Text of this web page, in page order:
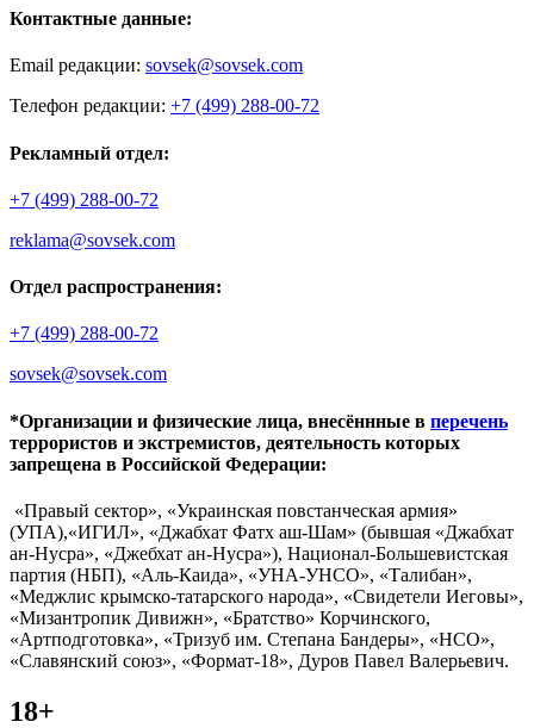
Контактные данные:
Email редакции: sovsek@sovsek.com
Телефон редакции: +7 (499) 288-00-72
Рекламный отдел:
+7 (499) 288-00-72
reklama@sovsek.com
Отдел распространения:
+7 (499) 288-00-72
sovsek@sovsek.com
*Организации и физические лица, внесённные в перечень
террористов и экстремистов, деятельность которых
запрещена в Российской Федерации:
«Правый сектор», «Украинская повстанческая армия»
(УПА),«ИГИЛ», «Джабхат Фатх аш-Шам» (бывшая «Джабхат
ан-Нусра», «Джебхат ан-Нусра»), Национал-Большевистская
партия (НБП), «Аль-Каида», «УНА-УНСО», «Талибан»,
«Меджлис крымско-татарского народа», «Свидетели Иеговы»,
«Мизантропик Дивижн», «Братство» Корчинского,
«Артподготовка», «Тризуб им. Степана Бандеры», «НСО»,
«Славянский союз», «Формат-18», Дуров Павел Валерьевич.
18+